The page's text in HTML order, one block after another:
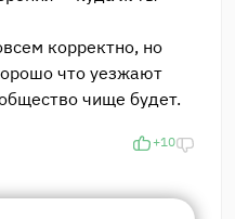
корректно, но
что уезжают
чище будет.
+10